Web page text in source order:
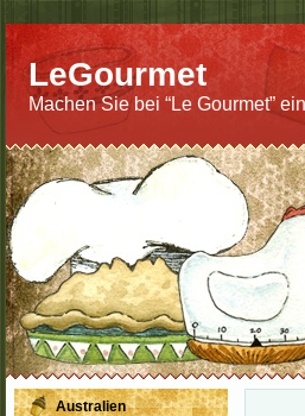
LeGourmet
Machen Sie bei “Le Gourmet”
Australien